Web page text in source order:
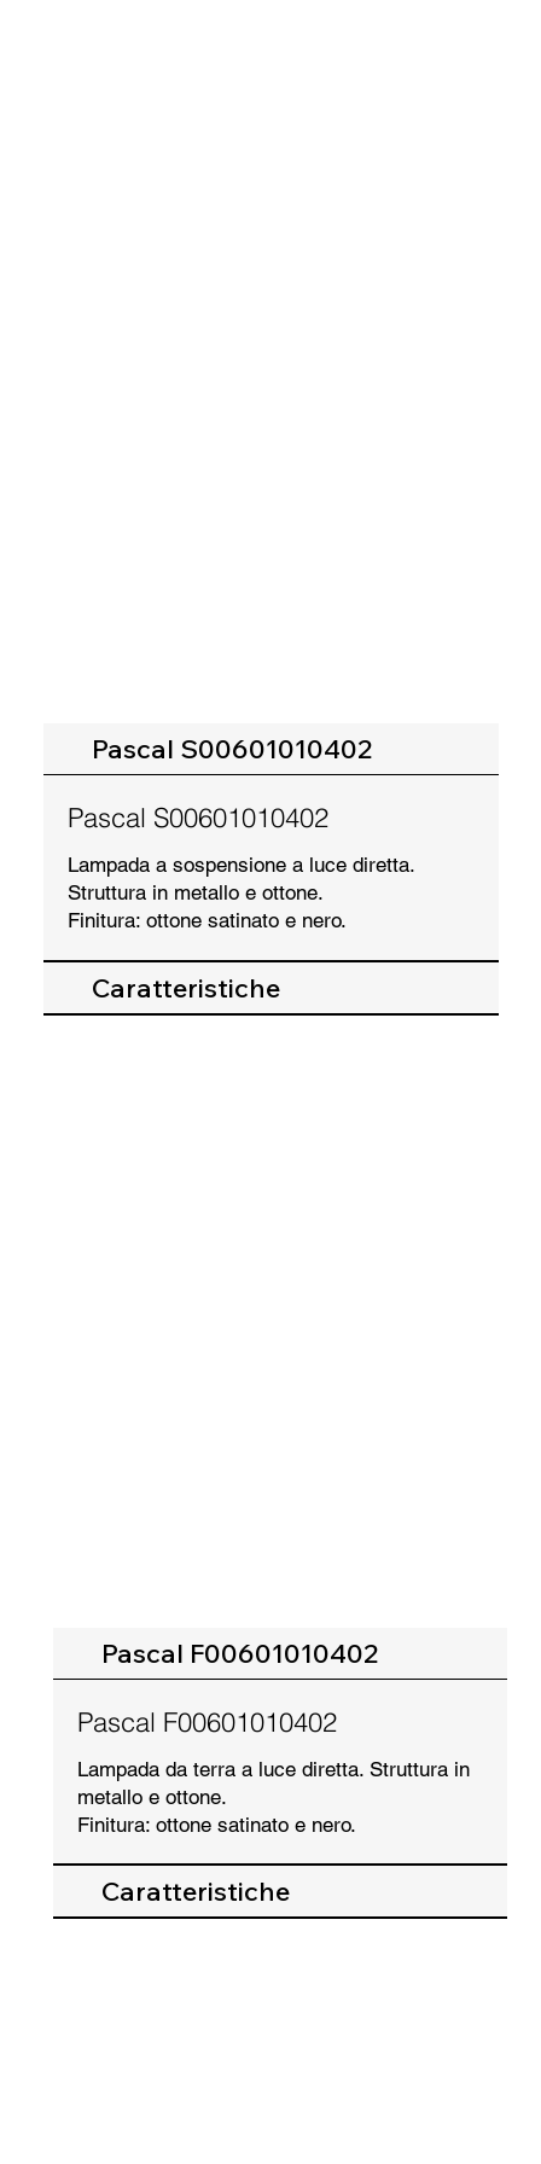
Pascal S00601010402
Pascal S00601010402
Lampada a sospensione a luce diretta.
Struttura in metallo e ottone.
Finitura: ottone satinato e nero.
Caratteristiche
Pascal F00601010402
Pascal F00601010402
Lampada da terra a luce diretta. Struttura in
metallo e ottone.
Finitura: ottone satinato e nero.
Caratteristiche